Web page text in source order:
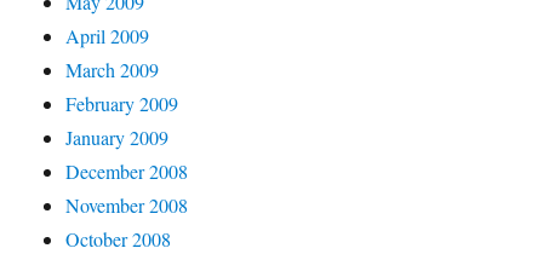
April 2009
March 2009
February 2009
January 2009
December 2008
November 2008
October 2008